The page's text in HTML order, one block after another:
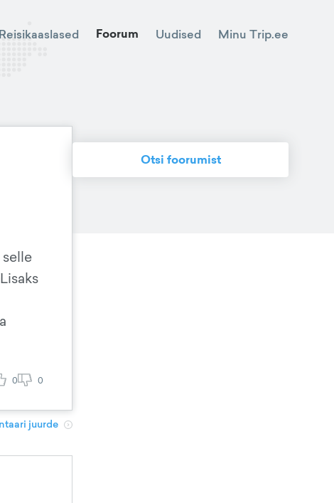
Reisikaaslased Foorum Uudised Minu Trip.ee
0 0
juurde
Otsi foorumist